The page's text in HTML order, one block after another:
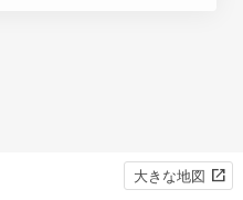
大きな地図